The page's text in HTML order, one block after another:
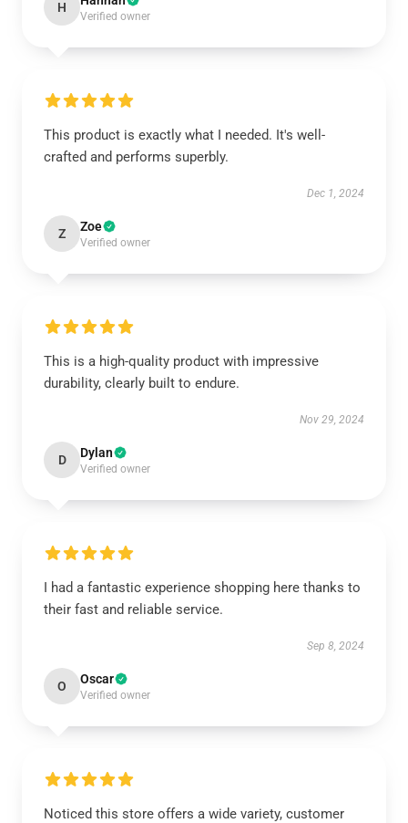
H
Verified owner
This product is exactly what I needed. It's well-
crafted and performs superbly.
Dec 1, 2024
Z Zoe
Verified owner
This is a high-quality product with impressive
durability, clearly built to endure.
Nov 29, 2024
D Dylan
Verified owner
I had a fantastic experience shopping here thanks to
their fast and reliable service.
Sep 8, 2024
O Oscar
Verified owner
Noticed this store offers a wide variety, customer